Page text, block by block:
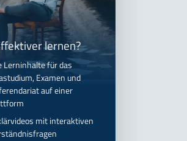
lernen?
Lerninhalte für das
Examen und
auf einer
mit interaktiven